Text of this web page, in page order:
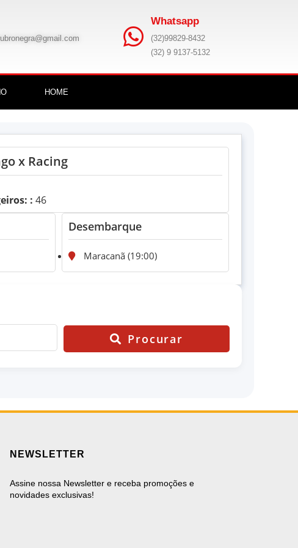
Whatsapp
(32)99829-8432
(32) 9 9137-5132
HOME
x Racing
: 46
Desembarque
Maracanã (19:00)
Procurar
NEWSLETTER
Assine nossa Newsletter e receba promoções e
novidades exclusivas!